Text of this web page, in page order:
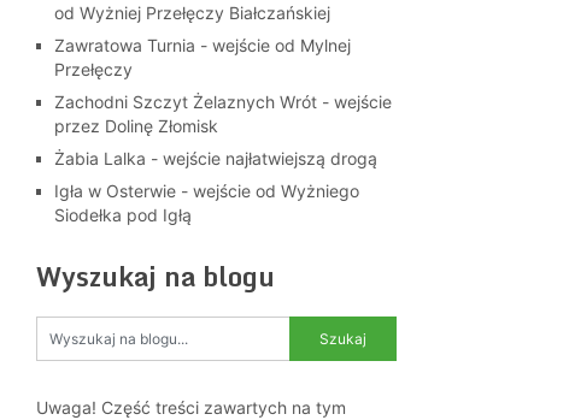
od Wyżniej Przełęczy Białczańskiej
Zawratowa Turnia - wejście od Mylnej
Przełęczy
Zachodni Szczyt Żelaznych Wrót - wejście
przez Dolinę Złomisk
Żabia Lalka - wejście najłatwiejszą drogą
Igła w Osterwie - wejście od Wyżniego
Siodełka pod Igłą
Wyszukaj na blogu
Uwaga! Część treści zawartych na tym